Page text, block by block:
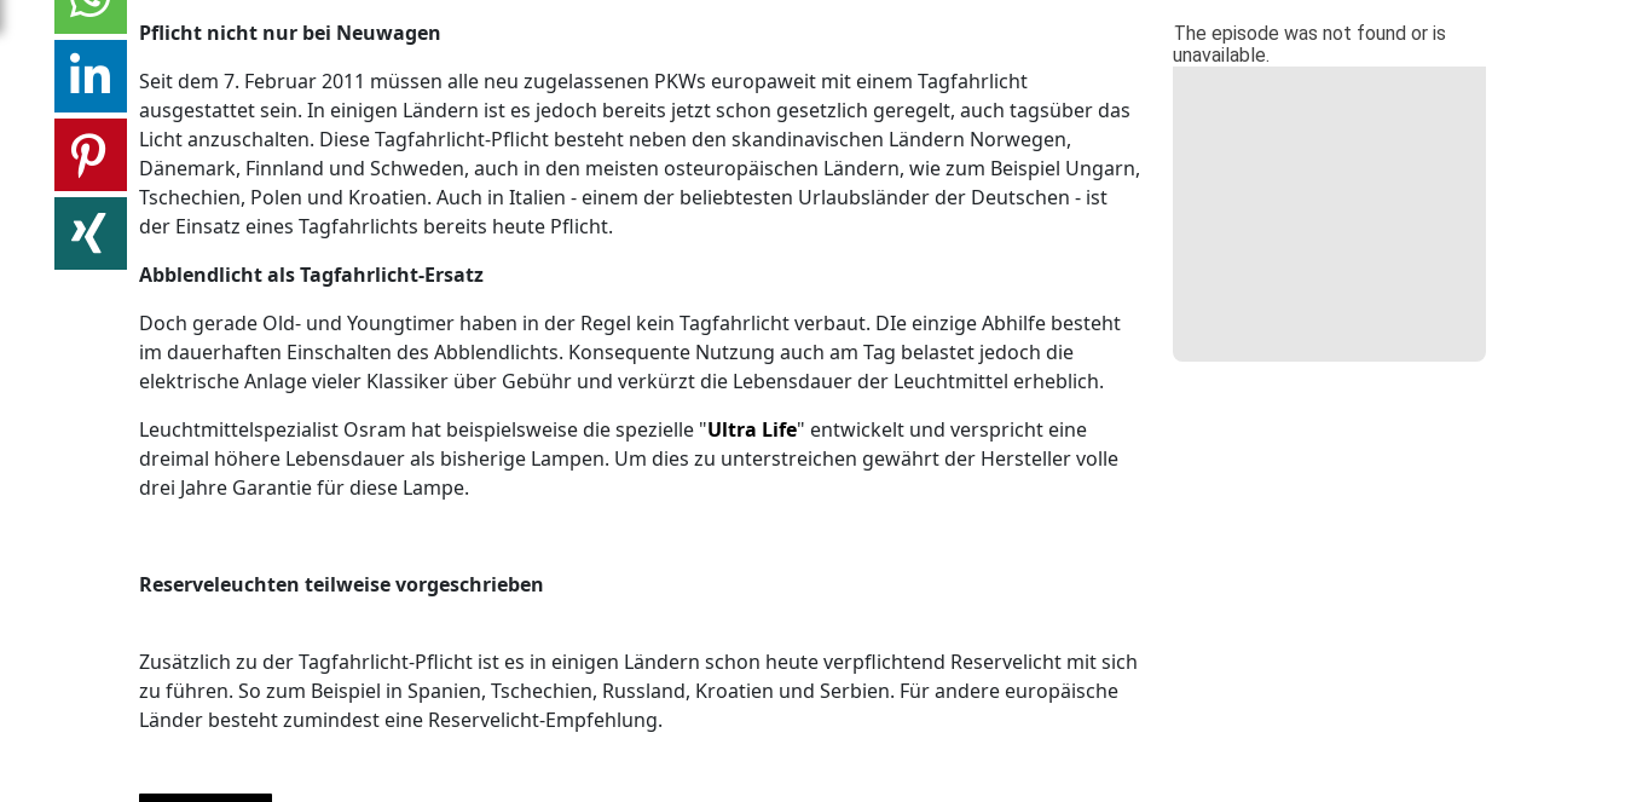
Pflicht nicht nur bei Neuwagen
Seit dem 7. Februar 2011 müssen alle neu zugelassenen PKWs europaweit mit einem Tagfahrlicht
ausgestattet sein. In einigen Ländern ist es jedoch bereits jetzt schon gesetzlich geregelt, auch tagsüber das
Licht anzuschalten. Diese Tagfahrlicht-Pflicht besteht neben den skandinavischen Ländern Norwegen,
Dänemark, Finnland und Schweden, auch in den meisten osteuropäischen Ländern, wie zum Beispiel Ungarn,
Tschechien, Polen und Kroatien. Auch in Italien - einem der beliebtesten Urlaubsländer der Deutschen - ist
der Einsatz eines Tagfahrlichts bereits heute Pflicht.
Abblendlicht als Tagfahrlicht-Ersatz
Doch gerade Old- und Youngtimer haben in der Regel kein Tagfahrlicht verbaut. DIe einzige Abhilfe besteht
im dauerhaften Einschalten des Abblendlichts. Konsequente Nutzung auch am Tag belastet jedoch die
elektrische Anlage vieler Klassiker über Gebühr und verkürzt die Lebensdauer der Leuchtmittel erheblich.
Leuchtmittelspezialist Osram hat beispielsweise die spezielle "Ultra Life" entwickelt und verspricht eine
dreimal höhere Lebensdauer als bisherige Lampen. Um dies zu unterstreichen gewährt der Hersteller volle
drei Jahre Garantie für diese Lampe.
Reserveleuchten teilweise vorgeschrieben
Zusätzlich zu der Tagfahrlicht-Pflicht ist es in einigen Ländern schon heute verpflichtend Reservelicht mit sich
zu führen. So zum Beispiel in Spanien, Tschechien, Russland, Kroatien und Serbien. Für andere europäische
Länder besteht zumindest eine Reservelicht-Empfehlung.